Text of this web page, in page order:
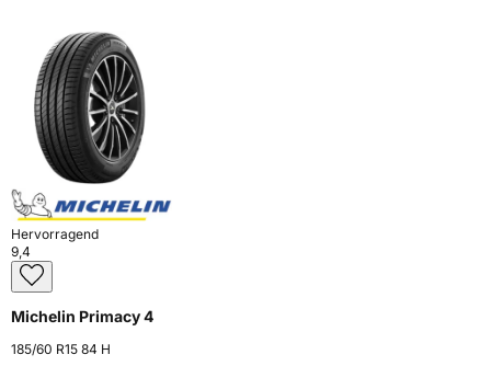
Hervorragend
9,4
Michelin Primacy 4
185/60 R15 84 H